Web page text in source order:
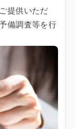
提供いただ
備調査等を行